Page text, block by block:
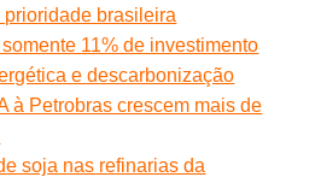
brasileira
11% de investimento
e descarbonização
à Petrobras crescem mais de
soja nas refinarias da